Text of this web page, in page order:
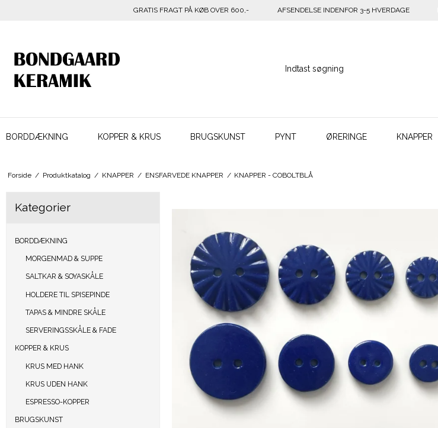
GRATIS FRAGT PÅ KØB OVER 600,- AFSENDELSE INDENFOR 3-5 HVERDAGE
BORDDÆKNING KOPPER & KRUS BRUGSKUNST PYNT ØRERINGE KNAPPER
Forside / Produktkatalog / KNAPPER / ENSFARVEDE KNAPPER / KNAPPER - COBOLTBLÅ
Kategorier
BORDDÆKNING
MORGENMAD & SUPPE
SALTKAR & SOYASKÅLE
HOLDERE TIL SPISEPINDE
TAPAS & MINDRE SKÅLE
SERVERINGSSKÅLE & FADE
KOPPER & KRUS
KRUS MED HANK
KRUS UDEN HANK
ESPRESSO-KOPPER
BRUGSKUNST